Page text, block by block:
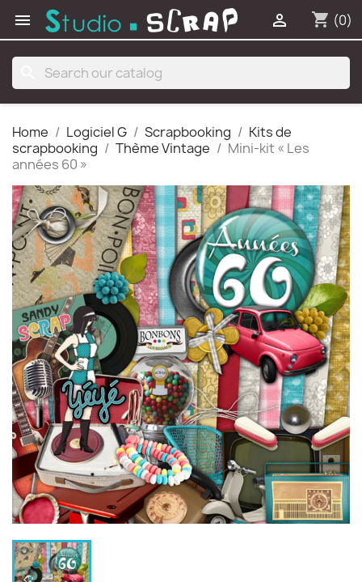
 shopping_cart (0)

Home Logiciel G Scrapbooking
Kits de
scrapbooking
Thème Vintage
Mini-kit « Les
années 60 »